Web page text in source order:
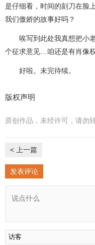
是仔细看，时间的刻刀在
我们傲娇的故事好吗？
唉写到此处我真想把小
个征求意见…咱还是有肖像权
好啦。未完待续。
版权声明
原创作品，未经许可，请勿转
< 上一篇
发表评论